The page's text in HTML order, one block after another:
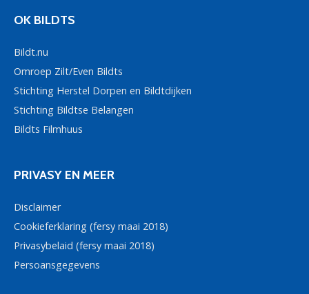
OK BILDTS
Bildt.nu
Omroep Zilt/Even Bildts
Stichting Herstel Dorpen en Bildtdijken
Stichting Bildtse Belangen
Bildts Filmhuus
PRIVASY EN MEER
Disclaimer
Cookieferklaring (fersy maai 2018)
Privasybelaid (fersy maai 2018)
Persoansgegevens